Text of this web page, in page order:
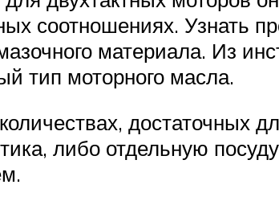
соотношениях. Узнать
материала. Из
тип моторного масла.
достаточных
либо отдельную